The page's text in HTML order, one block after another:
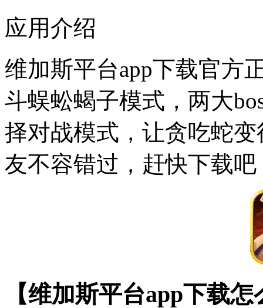
应用介绍
维加斯平台app下载官方
斗蜈蚣蝎子模式，两大
择对战模式，让贪吃蛇
友不容错过，赶快下载吧
【维加斯平台app下载